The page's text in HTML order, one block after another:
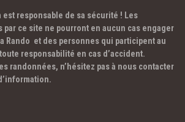
est responsable de sa sécurité ! Les
ce site ne pourront en aucun cas engager
Rando et des personnes qui participent au
responsabilité en cas d’accident.
randonnées, n’hésitez pas à nous contacter